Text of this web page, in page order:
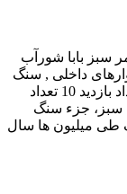
سبز بابا شورآب
داخلی , سنگ
فرش , کانتر سازی , کف پله رنگ بندی سبز تعداد بازدید 10 تعداد
سبز، جزء سنگ
طی میلیون ها سال